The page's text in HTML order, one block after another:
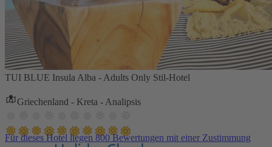
TUI BLUE Insula Alba - Adults Only Stil-Hotel
Griechenland - Kreta - Analipsis
Für dieses Hotel liegen 800 Bewertungen mit einer Zustimmung